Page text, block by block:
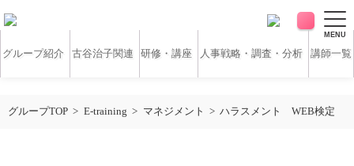
MENU
グループ紹介 古谷治子関連 研修・講座 人事戦略・調査・分析 講師一覧
アンケート・サーベイ ホワイトペーパー
グループTOP E-training マネジメント ハラスメント WEB検定